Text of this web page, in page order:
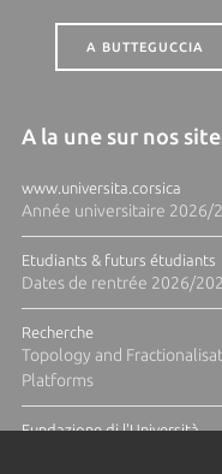
A BUTTEGUCCIA
A la une sur nos
www.universita.corsica
Année universitaire 2026/
Etudiants & futurs étudiants
Dates de rentrée 2026/
Recherche
Topology and
Platforms
Fundazione di l'Università